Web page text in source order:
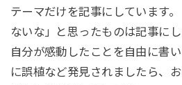
テーマだけを記事にしています
ないな」と思ったものは記事に
自分が感動したことを自由に書
に誤植など発見されましたら、